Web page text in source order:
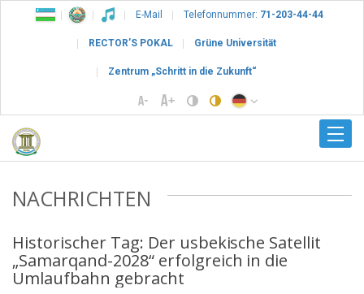
E-Mail Telefonnummer: 71-203-44-44
RECTOR’S POKAL Grüne Universität
Zentrum „Schritt in die Zukunft“
NACHRICHTEN
Historischer Tag: Der usbekische Satellit
„Samarqand-2028“ erfolgreich in die
Umlaufbahn gebracht